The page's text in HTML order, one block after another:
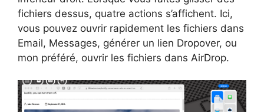
fichiers dessus, quatre actions s’affichent. Ici,
vous pouvez ouvrir rapidement les fichiers dans
Email, Messages, générer un lien Dropover, ou
mon préféré, ouvrir les fichiers dans AirDrop.